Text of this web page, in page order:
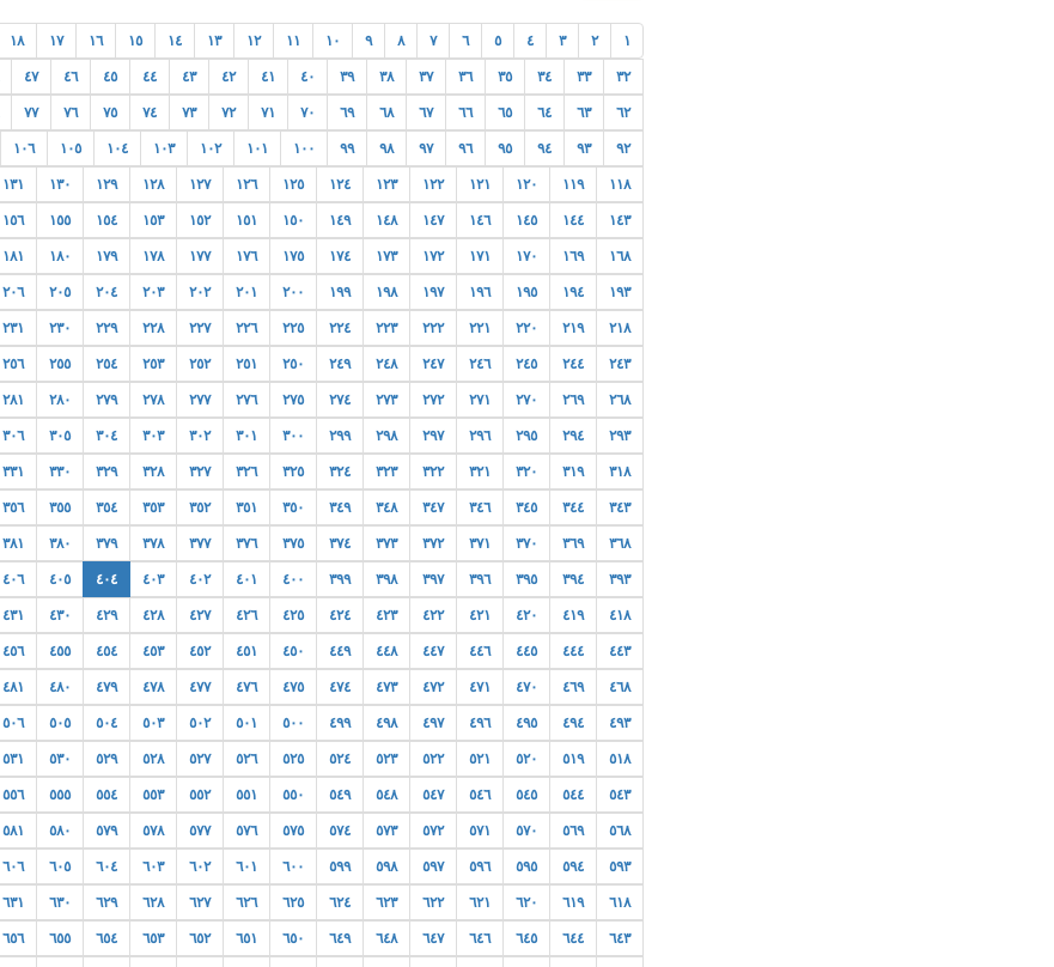
١ ٢ ٣ ٤ ٥ ٦ ٧ ٨ ٩ ١٠ ١١ ١٢ ١٣ ١٤ ١٥ ١٦ ١٧ ١٨
٣٢ ٣٣ ٣٤ ٣٥ ٣٦ ٣٧ ٣٨ ٣٩ ٤٠ ٤١ ٤٢ ٤٣ ٤٤ ٤٥ ٤٦ ٤٧
٦٢ ٦٣ ٦٤ ٦٥ ٦٦ ٦٧ ٦٨ ٦٩ ٧٠ ٧١ ٧٢ ٧٣ ٧٤ ٧٥ ٧٦ ٧٧
٩٢ ٩٣ ٩٤ ٩٥ ٩٦ ٩٧ ٩٨ ٩٩ ١٠٠ ١٠١ ١٠٢ ١٠٣ ١٠٤ ١٠٥ ١٠٦
١١٨ ١١٩ ١٢٠ ١٢١ ١٢٢ ١٢٣ ١٢٤ ١٢٥ ١٢٦ ١٢٧ ١٢٨ ١٢٩ ١٣٠ ١٣١
١٤٣ ١٤٤ ١٤٥ ١٤٦ ١٤٧ ١٤٨ ١٤٩ ١٥٠ ١٥١ ١٥٢ ١٥٣ ١٥٤ ١٥٥ ١٥٦
١٦٨ ١٦٩ ١٧٠ ١٧١ ١٧٢ ١٧٣ ١٧٤ ١٧٥ ١٧٦ ١٧٧ ١٧٨ ١٧٩ ١٨٠ ١٨١
١٩٣ ١٩٤ ١٩٥ ١٩٦ ١٩٧ ١٩٨ ١٩٩ ٢٠٠ ٢٠١ ٢٠٢ ٢٠٣ ٢٠٤ ٢٠٥ ٢٠٦
٢١٨ ٢١٩ ٢٢٠ ٢٢١ ٢٢٢ ٢٢٣ ٢٢٤ ٢٢٥ ٢٢٦ ٢٢٧ ٢٢٨ ٢٢٩ ٢٣٠ ٢٣١
٢٤٣ ٢٤٤ ٢٤٥ ٢٤٦ ٢٤٧ ٢٤٨ ٢٤٩ ٢٥٠ ٢٥١ ٢٥٢ ٢٥٣ ٢٥٤ ٢٥٥ ٢٥٦
٢٦٨ ٢٦٩ ٢٧٠ ٢٧١ ٢٧٢ ٢٧٣ ٢٧٤ ٢٧٥ ٢٧٦ ٢٧٧ ٢٧٨ ٢٧٩ ٢٨٠ ٢٨١
٢٩٣ ٢٩٤ ٢٩٥ ٢٩٦ ٢٩٧ ٢٩٨ ٢٩٩ ٣٠٠ ٣٠١ ٣٠٢ ٣٠٣ ٣٠٤ ٣٠٥ ٣٠٦
٣١٨ ٣١٩ ٣٢٠ ٣٢١ ٣٢٢ ٣٢٣ ٣٢٤ ٣٢٥ ٣٢٦ ٣٢٧ ٣٢٨ ٣٢٩ ٣٣٠ ٣٣١
٣٤٣ ٣٤٤ ٣٤٥ ٣٤٦ ٣٤٧ ٣٤٨ ٣٤٩ ٣٥٠ ٣٥١ ٣٥٢ ٣٥٣ ٣٥٤ ٣٥٥ ٣٥٦
٣٦٨ ٣٦٩ ٣٧٠ ٣٧١ ٣٧٢ ٣٧٣ ٣٧٤ ٣٧٥ ٣٧٦ ٣٧٧ ٣٧٨ ٣٧٩ ٣٨٠ ٣٨١
٣٩٣ ٣٩٤ ٣٩٥ ٣٩٦ ٣٩٧ ٣٩٨ ٣٩٩ ٤٠٠ ٤٠١ ٤٠٢ ٤٠٣ ٤٠٤ ٤٠٥ ٤٠٦
٤١٨ ٤١٩ ٤٢٠ ٤٢١ ٤٢٢ ٤٢٣ ٤٢٤ ٤٢٥ ٤٢٦ ٤٢٧ ٤٢٨ ٤٢٩ ٤٣٠ ٤٣١
٤٤٣ ٤٤٤ ٤٤٥ ٤٤٦ ٤٤٧ ٤٤٨ ٤٤٩ ٤٥٠ ٤٥١ ٤٥٢ ٤٥٣ ٤٥٤ ٤٥٥ ٤٥٦
٤٦٨ ٤٦٩ ٤٧٠ ٤٧١ ٤٧٢ ٤٧٣ ٤٧٤ ٤٧٥ ٤٧٦ ٤٧٧ ٤٧٨ ٤٧٩ ٤٨٠ ٤٨١
٤٩٣ ٤٩٤ ٤٩٥ ٤٩٦ ٤٩٧ ٤٩٨ ٤٩٩ ٥٠٠ ٥٠١ ٥٠٢ ٥٠٣ ٥٠٤ ٥٠٥ ٥٠٦
٥١٨ ٥١٩ ٥٢٠ ٥٢١ ٥٢٢ ٥٢٣ ٥٢٤ ٥٢٥ ٥٢٦ ٥٢٧ ٥٢٨ ٥٢٩ ٥٣٠ ٥٣١
٥٤٣ ٥٤٤ ٥٤٥ ٥٤٦ ٥٤٧ ٥٤٨ ٥٤٩ ٥٥٠ ٥٥١ ٥٥٢ ٥٥٣ ٥٥٤ ٥٥٥ ٥٥٦
٥٦٨ ٥٦٩ ٥٧٠ ٥٧١ ٥٧٢ ٥٧٣ ٥٧٤ ٥٧٥ ٥٧٦ ٥٧٧ ٥٧٨ ٥٧٩ ٥٨٠ ٥٨١
٥٩٣ ٥٩٤ ٥٩٥ ٥٩٦ ٥٩٧ ٥٩٨ ٥٩٩ ٦٠٠ ٦٠١ ٦٠٢ ٦٠٣ ٦٠٤ ٦٠٥ ٦٠٦
٦١٨ ٦١٩ ٦٢٠ ٦٢١ ٦٢٢ ٦٢٣ ٦٢٤ ٦٢٥ ٦٢٦ ٦٢٧ ٦٢٨ ٦٢٩ ٦٣٠ ٦٣١
٦٤٣ ٦٤٤ ٦٤٥ ٦٤٦ ٦٤٧ ٦٤٨ ٦٤٩ ٦٥٠ ٦٥١ ٦٥٢ ٦٥٣ ٦٥٤ ٦٥٥ ٦٥٦